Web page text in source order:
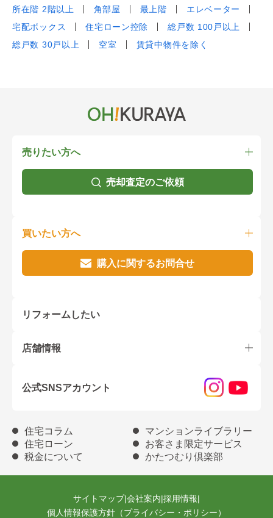
所在階 2階以上
角部屋 最上階
エレベーター
宅配ボックス
住宅ローン控除
総戸数 100戸以上
総戸数 30戸以上
空室 賃貸中物件を除く
売りたい方へ
売却査定のご依頼
買いたい方へ
購入に関するお問合せ
リフォームしたい
店舗情報
公式SNSアカウント
住宅コラム
マンションライブラリー
住宅ローン
お客さま限定サービス
税金について
かたつむり倶楽部
サイトマップ|会社案内|採用情報|
個人情報保護方針（プライバシー・ポリシー）